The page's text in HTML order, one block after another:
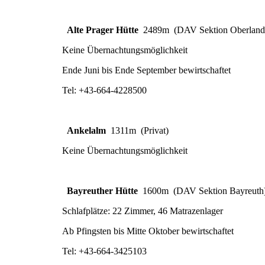
Alte Prager Hütte2489m (DAV Sektion
Keine Übernachtungsmöglichkeit
Ende Juni bis Ende September bewirtschaftet
Tel: +43-664-4228500
Ankelalm1311m (Privat)
Keine Übernachtungsmöglichkeit
Bayreuther Hütte1600m (DAV Sektion
Schlafplätze: 22 Zimmer, 46 Matrazenlager
Ab Pfingsten bis Mitte Oktober bewirtschaftet
Tel: +43-664-3425103